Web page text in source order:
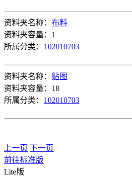
资料夹名称： 布料
资料夹容量：1
所属分类： 102010703
资料夹名称： 贴图
资料夹容量：18
所属分类： 102010703
上一页 下一页
前往标准版
Lite版